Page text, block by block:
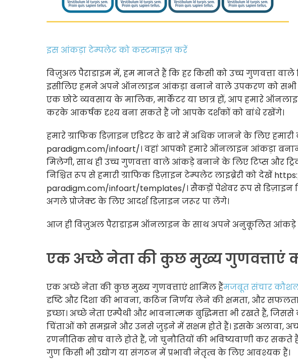
इस आंकड़ा टेम्पलेट को कस्टमाइज़ करें
विज़ुअल पैराडाइम में, हम मानते हैं कि हर किसी को उच्च गुणवत्ता वाले
इसीलिए हमने अपने ऑनलाइन आंकड़ा बनाने वाले उपकरण को सभी
एक छोटे व्यवसाय के मालिक, मार्केटर या छात्र हों, आप हमारे
करके आकर्षक दृश्य बना सकते हैं जो आपके दर्शकों को बांधे रखेंगे।
हमारे ग्राफिक डिज़ाइन एडिटर के बारे में अधिक जानने के लिए
paradigm.com/infoart/। वहां आपको हमारे ऑनलाइन आंकड़ा
मिलेगी, साथ ही उच्च गुणवत्ता वाले आंकड़े बनाने के लिए टिप्स और
निश्चित रूप से हमारी ग्राफिक डिज़ाइन टेम्पलेट लाइब्रेरी को देखें
paradigm.com/infoart/templates/। सैकड़ों पेशेवर रूप से
अगले प्रोजेक्ट के लिए आदर्श डिज़ाइन जरूर पा लेंगे।
आज ही विज़ुअल पैराडाइम ऑनलाइन के साथ अपने अनुकूलित आंकड़े
एक अच्छे नेता की कुछ मुख्य गुणवत्ताएं
एक अच्छे नेता की कुछ मुख्य गुणवत्ताएं शामिल हैंमजबूत संचार
दृष्टि और दिशा की भावना, कठिन निर्णय लेने की क्षमता, और
इच्छा। अच्छे नेता एम्पैथी और भावनात्मक बुद्धिमत्ता भी रखते हैं,
चिंताओं को समझने और उनसे जुड़ने में सक्षम होते हैं। इसके अलावा,
रणनीतिक सोच वाले होते हैं, जो चुनौतियों की भविष्यवाणी कर
गुण किसी भी उद्योग या संगठन में प्रभावी नेतृत्व के लिए आवश्यक हैं।